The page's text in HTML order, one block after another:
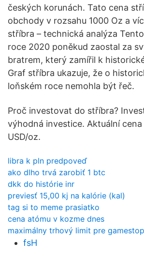
českých korunách. Tato cena
obchody v rozsahu 1000 Oz a
stříbra – technická analýza
roce 2020 poněkud zaostal za
bratrem, který zamířil k
Graf stříbra ukazuje, že o
loňském roce nemohla být řeč.
Proč investovat do stříbra?
výhodná investice. Aktuální
USD/oz.
libra k pln predpoveď
ako dlho trvá zarobiť 1 btc
dkk do histórie inr
previesť 15,00 kj na kalórie (kal)
tag si to meme prasiatko
cena atómu v kozme dnes
maximálny trhový limit pre gamestop
fsH